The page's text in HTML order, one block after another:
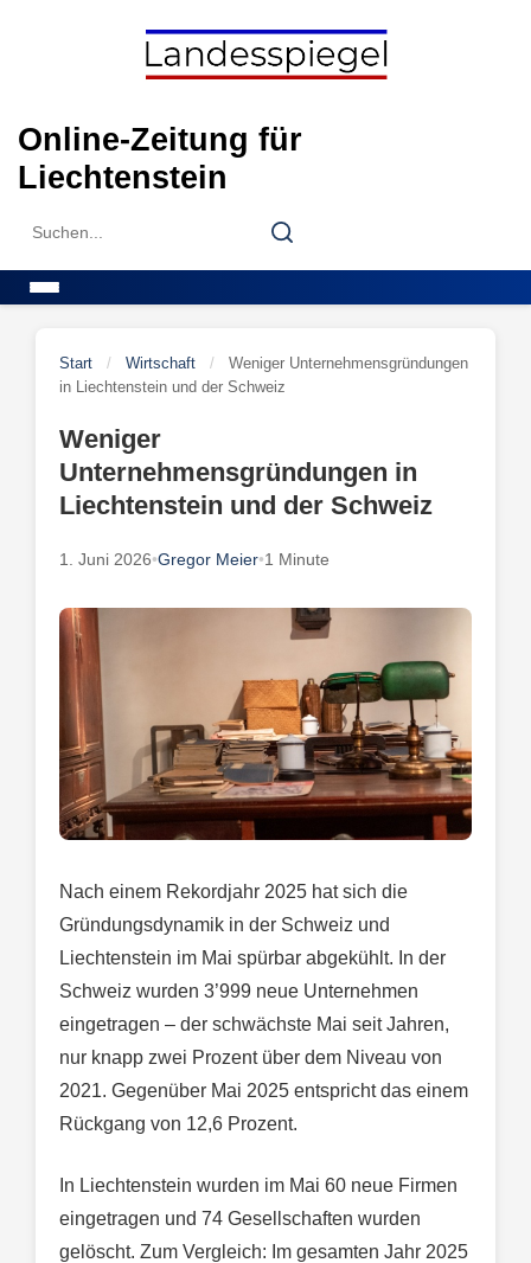
Online-Zeitung für
Liechtenstein
Search
Search
Start / Wirtschaft /
Weniger Unternehmensgründungen
in Liechtenstein und der Schweiz
Weniger
Unternehmensgründungen in
Liechtenstein und der Schweiz
1. Juni 2026•Gregor Meier•1 Minute
Nach einem Rekordjahr 2025 hat sich die
Gründungsdynamik in der Schweiz und
Liechtenstein im Mai spürbar abgekühlt. In der
Schweiz wurden 3’999 neue Unternehmen
eingetragen – der schwächste Mai seit Jahren,
nur knapp zwei Prozent über dem Niveau von
2021. Gegenüber Mai 2025 entspricht das einem
Rückgang von 12,6 Prozent.
In Liechtenstein wurden im Mai 60 neue Firmen
eingetragen und 74 Gesellschaften wurden
gelöscht. Zum Vergleich: Im gesamten Jahr 2025